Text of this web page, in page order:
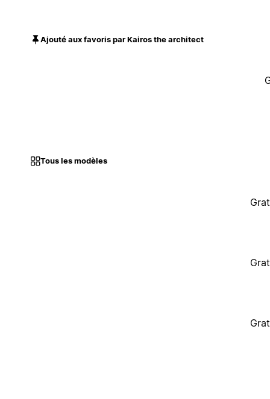
Ajouté aux favoris par Kairos the architect
Tous les modèles